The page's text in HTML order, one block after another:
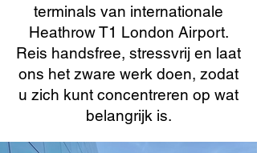
terminals van internationale
Heathrow T1 London Airport.
Reis handsfree, stressvrij en laat
ons het zware werk doen, zodat
u zich kunt concentreren op wat
belangrijk is.